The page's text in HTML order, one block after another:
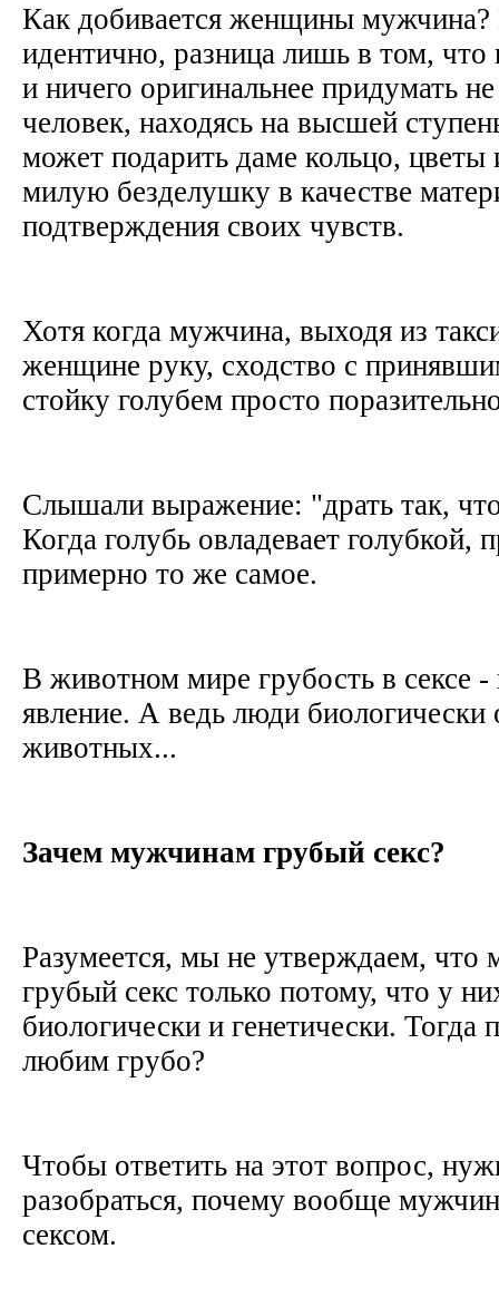
Как добивается женщины мужчина?
идентично, разница лишь в том, что
и ничего оригинальнее придумать
человек, находясь на высшей
может подарить даме кольцо, цветы
милую безделушку в качестве
подтверждения своих чувств.
Хотя когда мужчина, выходя из
женщине руку, сходство с
стойку голубем просто
Слышали выражение: "драть так,
Когда голубь овладевает голубкой,
примерно то же самое.
В животном мире грубость в сексе
явление. А ведь люди биологически
животных...
Зачем мужчинам грубый секс?
Разумеется, мы не утверждаем,
грубый секс только потому, что у
биологически и генетически.
любим грубо?
Чтобы ответить на этот вопрос,
разобраться, почему вообще
сексом.